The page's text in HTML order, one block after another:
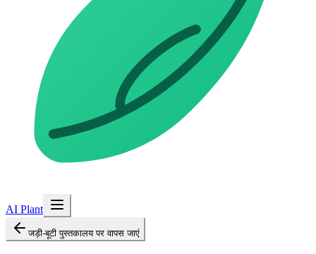
AI Plant
जड़ी-बूटी पुस्तकालय पर वापस जाएं